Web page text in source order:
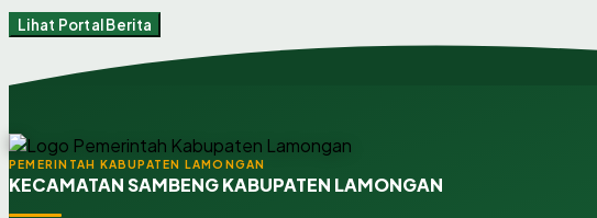
Lihat Portal Berita
PEMERINTAH KABUPATEN LAMONGAN
KECAMATAN SAMBENG KABUPATEN LAMONGAN